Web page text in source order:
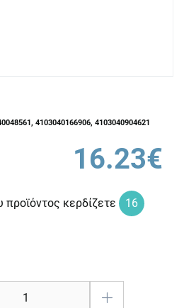
4103040166906, 4103040904621
16.23€
κερδίζετε
16